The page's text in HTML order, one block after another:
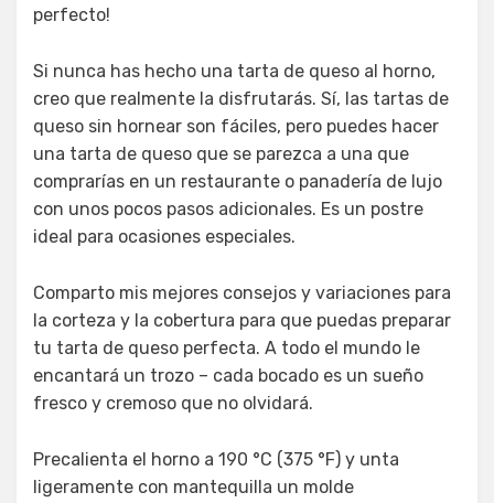
perfecto!
Si nunca has hecho una tarta de queso al horno,
creo que realmente la disfrutarás. Sí, las tartas de
queso sin hornear son fáciles, pero puedes hacer
una tarta de queso que se parezca a una que
comprarías en un restaurante o panadería de lujo
con unos pocos pasos adicionales. Es un postre
ideal para ocasiones especiales.
Comparto mis mejores consejos y variaciones para
la corteza y la cobertura para que puedas preparar
tu tarta de queso perfecta. A todo el mundo le
encantará un trozo – cada bocado es un sueño
fresco y cremoso que no olvidará.
Precalienta el horno a 190 °C (375 °F) y unta
ligeramente con mantequilla un molde